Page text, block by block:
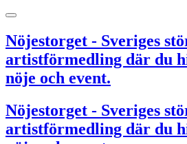
Nöjestorget - Sveriges
artistförmedling där du
nöje och event.
Nöjestorget - Sveriges
artistförmedling där du